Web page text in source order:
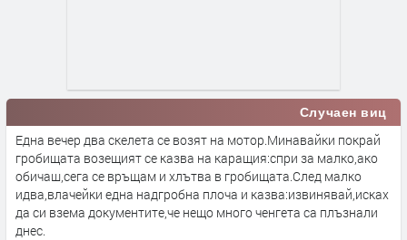
Случаен виц
Една вечер два скелета се возят на мотор.Минавайки покрай
гробищата возещият се казва на каращия:спри за малко,ако
обичаш,сега се връщам и хлътва в гробищата.След малко
идва,влачейки една надгробна плоча и казва:извинявай,исках
да си взема документите,че нещо много ченгета са плъзнали
днес.